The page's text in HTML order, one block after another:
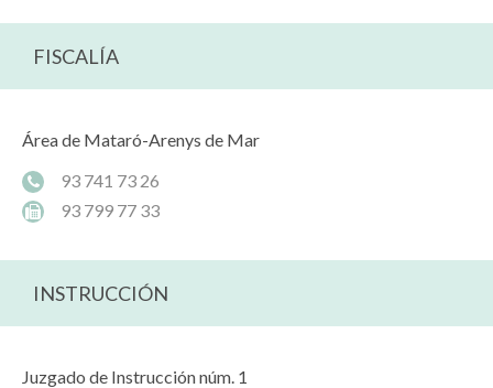
FISCALÍA
Área de Mataró-Arenys de Mar
93 741 73 26
93 799 77 33
INSTRUCCIÓN
Juzgado de Instrucción núm. 1